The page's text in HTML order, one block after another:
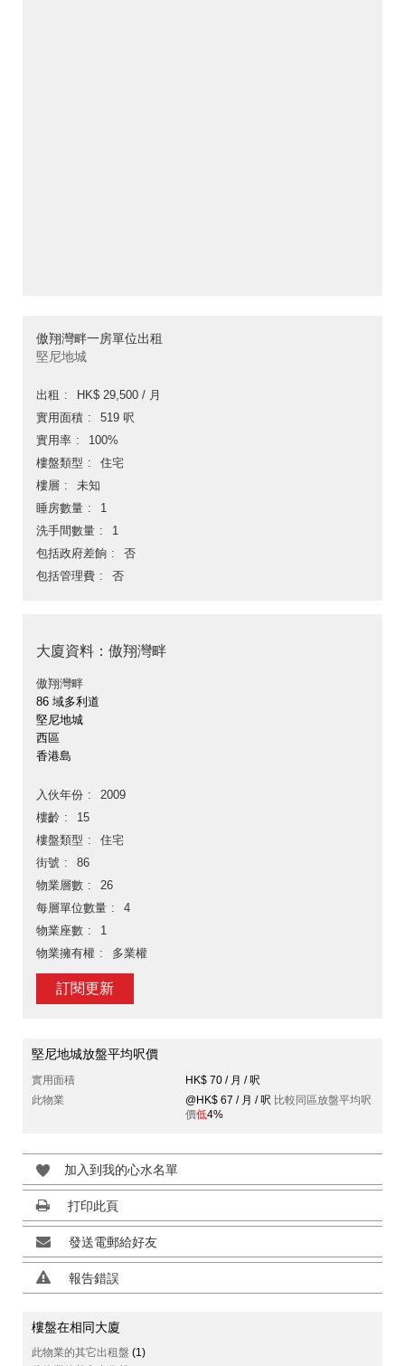
傲翔灣畔一房單位出租
堅尼地城
出租
HK$ 29,500 / 月
實用面積
519 呎
實用率
100%
樓盤類型
住宅
樓層
未知
睡房數量
1
洗手間數量
1
包括政府差餉
否
包括管理費
否
大廈資料：傲翔灣畔
傲翔灣畔
86 域多利道
堅尼地城
西區
香港島
入伙年份
2009
樓齡
15
樓盤類型
住宅
街號
86
物業層數
26
每層單位數量
4
物業座數
1
物業擁有權
多業權
訂閱更新
堅尼地城放盤平均呎價
實用面積
HK$ 70 / 月 / 呎
此物業
@HK$ 67 / 月 / 呎 比較同區放盤平均呎
價低4%
加入到我的心水名單
打印此頁
發送電郵給好友
報告錯誤
樓盤在相同大廈
此物業的其它出租盤 (1)